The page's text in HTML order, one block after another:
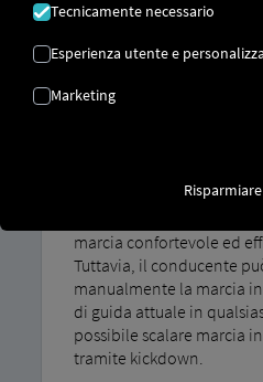
Programma di guida:
Con il nostro programma
Con la modalità
marcia confortevole ed
Tuttavia, il conducente
manualmente la marcia
di guida attuale in
possibile scalare marcia
tramite kickdown.
Tecnicamente necessario
Esperienza utente e
Marketing
Risparmiare